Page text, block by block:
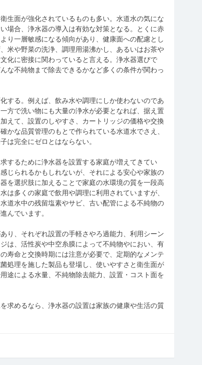
生面が強化されているものも多い。水道水の気にな
場合、浄水器の導入は有効な対策となる。とくに赤
り一層敏感になる傾向があり、健康面への配慮とし
米や野菜の洗浄、調理用湯沸かし、あるいはお茶や
化に密接に関わっていると言える。浄水器選びで
な不純物まで除去できるかなど多くの条件が関わっ
する。例えば、飲み水や調理にしか使わないのであ
方で洗い物にも大量の浄水が必要となれば、据え置
えて、設置のしやすさ、カートリッジの価格や交換
かな品質管理のもとで作られている水道水でさえ、
は完全にゼロとはならない。
するために浄水器を設置する家庭が増えてきてい
じられるかもしれないが、それによる安心や家族の
を選択肢に加えることで家庭の水環境の質を一段高
多くの家庭で飲用や調理に利用されていますが、
道水中の残留塩素やサビ、古い配管による不純物の
んでいます。
り、それぞれ設置の手軽さやろ過能力、利用シーン
は、活性炭や中空糸膜によって不純物やにおい、有
寿命と交換時期には注意が必要で、定期的なメンテ
処理を施した製品も登場し、使いやすさと衛生面が
途による水量、不純物除去能力、設置・コスト面を
求めるなら、浄水器の設置は家族の健康や生活の質